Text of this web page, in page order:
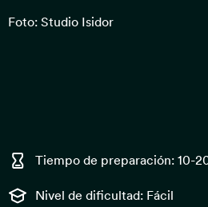
Foto: Studio Isidor
Tiempo de preparación: 10-
Nivel de dificultad: Fácil